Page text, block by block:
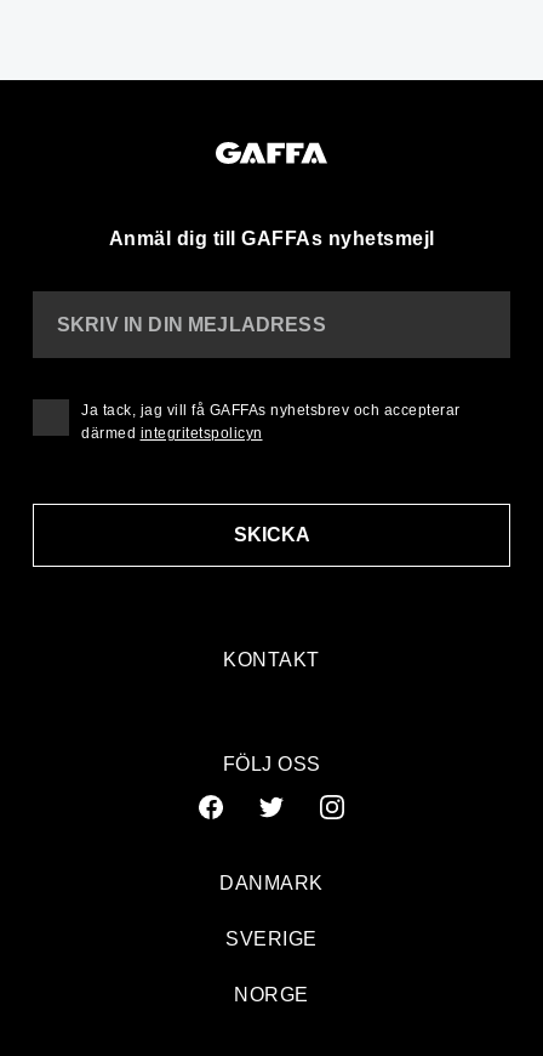
Anmäl dig till GAFFAs nyhetsmejl
KONTAKT
SKRIV IN DIN MEJLADRESS
SKICKA
Ja tack, jag vill få GAFFAs nyhetsbrev och accepterar
därmed integritetspolicyn
FÖLJ OSS
DANMARK
SVERIGE
NORGE